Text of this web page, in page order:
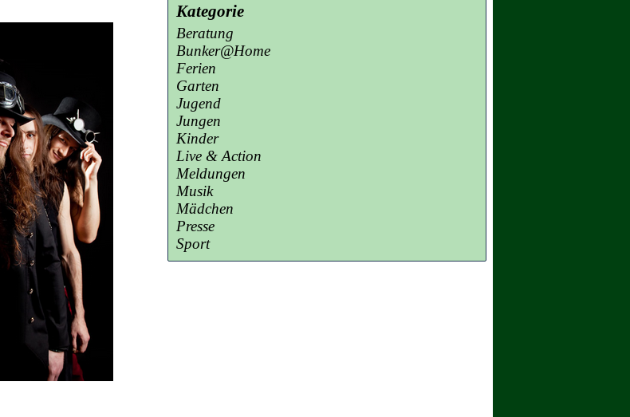
Kategorie
Beratung
Bunker@Home
Ferien
Garten
Jugend
Jungen
Kinder
Live & Action
Meldungen
Musik
Mädchen
Presse
Sport